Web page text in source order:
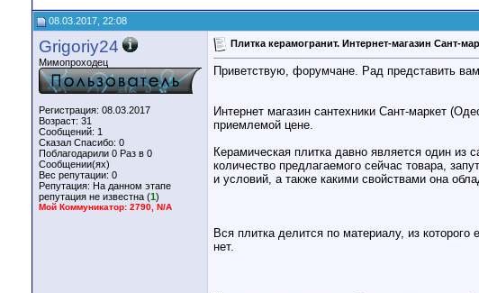
08.03.2017, 22:08
Grigoriy24
Мимопроходец
Регистрация: 08.03.2017
Возраст: 31
Сообщений: 1
Сказал Спасибо: 0
Поблагодарили 0 Раз в 0
Сообщении(ях)
Вес репутации: 0
Репутация: На данном этапе
репутация не известна (1)
Мой Коммуникатор: 2790, N/A
Плитка керамогранит. Интернет-магазин Сант-
Приветствую, форумчане. Рад представить
Интернет магазин сантехники Сант-маркет
приемлемой цене.
Керамическая плитка давно является один
количество предлагаемого сейчас товара,
и условий, а также какими свойствами она
Вся плитка делится по материалу, из
нет.